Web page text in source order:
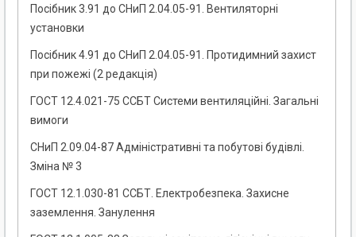
Посібник 3.91 до СНиП 2.04.05-91. Вентиляторні
установки
Посібник 4.91 до СНиП 2.04.05-91. Протидимний захист
при пожежі (2 редакція)
ГОСТ 12.4.021-75 ССБТ Системи вентиляційні. Загальні
вимоги
СНиП 2.09.04-87 Адміністративні та побутові будівлі.
Зміна № 3
ГОСТ 12.1.030-81 ССБТ. Електробезпека. Захисне
заземлення. Занулення